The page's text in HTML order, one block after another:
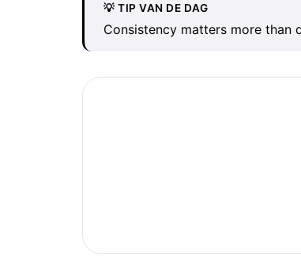
💡 TIP VAN DE DAG
Consistency matters more than